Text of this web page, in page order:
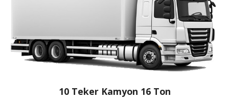
10 Teker Kamyon 16 Ton